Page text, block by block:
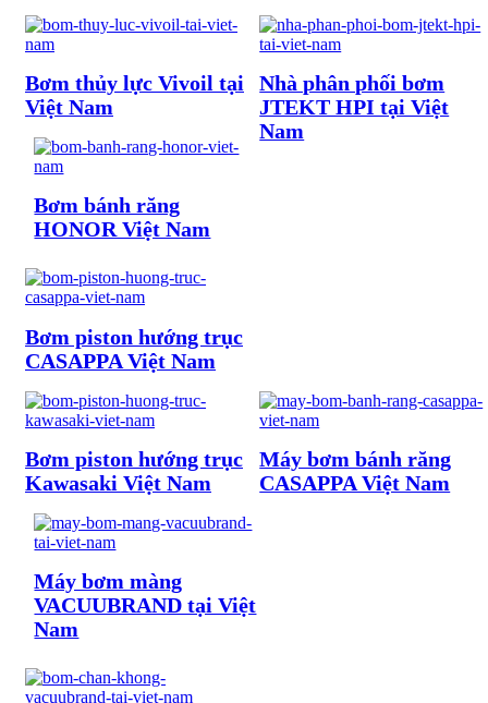
Nhà phân phối bơm
JTEKT HPI tại Việt
Nam
Bơm thủy lực Vivoil tại
Việt Nam
Bơm bánh răng
HONOR Việt Nam
Bơm piston hướng trục
CASAPPA Việt Nam
Máy bơm bánh răng
CASAPPA Việt Nam
Bơm piston hướng trục
Kawasaki Việt Nam
Máy bơm màng
VACUUBRAND tại Việt
Nam